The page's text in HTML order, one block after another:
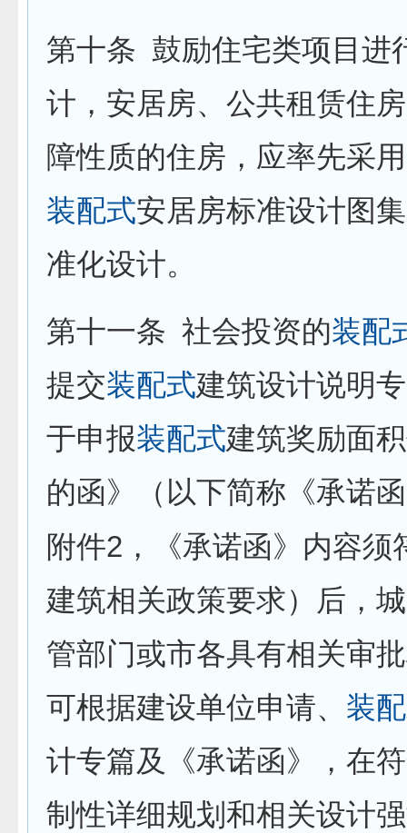
第十条 鼓励住宅类项目进
计，安居房、公共租赁住
障性质的住房，应率先采
装配式安居房标准设计图
准化设计。
第十一条 社会投资的装配
提交装配式建筑设计说明
于申报装配式建筑奖励面
的函》（以下简称《承诺
附件2 ，《承诺函》内容须
建筑相关政策要求）后，
管部门或市各具有相关审
可根据建设单位申请、 装
计专篇及《承诺函》，在
制性详细规划和相关设计